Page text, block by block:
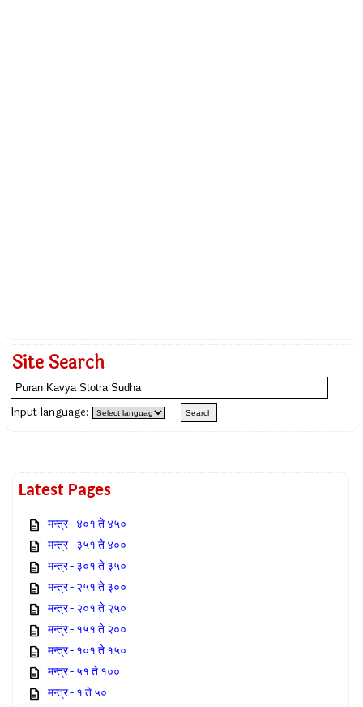
Site Search
Input language:
Latest Pages
मन्त्र - ४०१ ते ४५०
मन्त्र - ३५१ ते ४००
मन्त्र - ३०१ ते ३५०
मन्त्र - २५१ ते ३००
मन्त्र - २०१ ते २५०
मन्त्र - १५१ ते २००
मन्त्र - १०१ ते १५०
मन्त्र - ५१ ते १००
मन्त्र - १ ते ५०